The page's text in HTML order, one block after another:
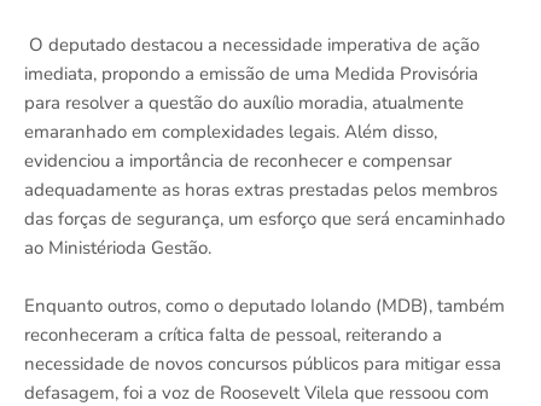
O deputado destacou a necessidade imperativa de ação
imediata, propondo a emissão de uma Medida Provisória
para resolver a questão do auxílio moradia, atualmente
emaranhado em complexidades legais. Além disso,
evidenciou a importância de reconhecer e compensar
adequadamente as horas extras prestadas pelos membros
das forças de segurança, um esforço que será encaminhado
ao Ministérioda Gestão.
Enquanto outros, como o deputado Iolando (MDB), também
reconheceram a crítica falta de pessoal, reiterando a
necessidade de novos concursos públicos para mitigar essa
defasagem, foi a voz de Roosevelt Vilela que ressoou com